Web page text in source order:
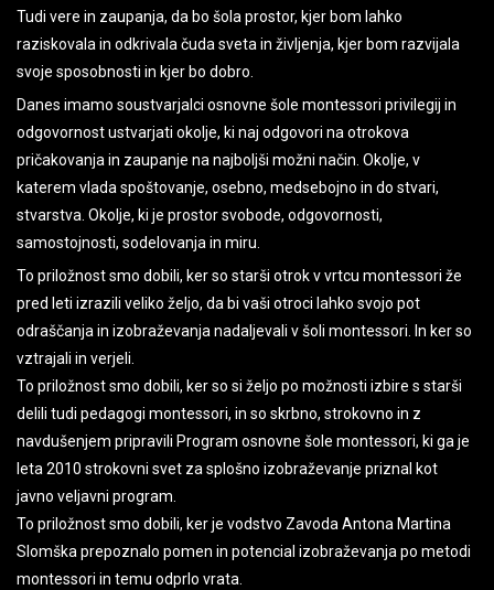
Tudi vere in zaupanja, da bo šola prostor, kjer bom lahko
raziskovala in odkrivala čuda sveta in življenja, kjer bom razvijala
svoje sposobnosti in kjer bo dobro.
Danes imamo soustvarjalci osnovne šole montessori privilegij in
odgovornost ustvarjati okolje, ki naj odgovori na otrokova
pričakovanja in zaupanje na najboljši možni način. Okolje, v
katerem vlada spoštovanje, osebno, medsebojno in do stvari,
stvarstva. Okolje, ki je prostor svobode, odgovornosti,
samostojnosti, sodelovanja in miru.
To priložnost smo dobili, ker so starši otrok v vrtcu montessori že
pred leti izrazili veliko željo, da bi vaši otroci lahko svojo pot
odraščanja in izobraževanja nadaljevali v šoli montessori. In ker so
vztrajali in verjeli.
To priložnost smo dobili, ker so si željo po možnosti izbire s starši
delili tudi pedagogi montessori, in so skrbno, strokovno in z
navdušenjem pripravili Program osnovne šole montessori, ki ga je
leta 2010 strokovni svet za splošno izobraževanje priznal kot
javno veljavni program.
To priložnost smo dobili, ker je vodstvo Zavoda Antona Martina
Slomška prepoznalo pomen in potencial izobraževanja po metodi
montessori in temu odprlo vrata.